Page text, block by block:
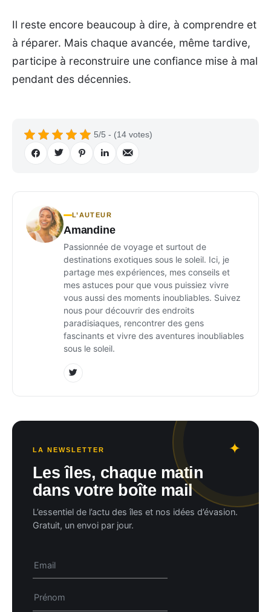
Il reste encore beaucoup à dire, à comprendre et
à réparer. Mais chaque avancée, même tardive,
participe à reconstruire une confiance mise à mal
pendant des décennies.
5/5 - (14 votes)
L’AUTEUR
Amandine
Passionnée de voyage et surtout de
destinations exotiques sous le soleil. Ici, je
partage mes expériences, mes conseils et
mes astuces pour que vous puissiez vivre
vous aussi des moments inoubliables. Suivez
nous pour découvrir des endroits
paradisiaques, rencontrer des gens
fascinants et vivre des aventures inoubliables
sous le soleil.
LA NEWSLETTER
Les îles, chaque matin
dans votre boîte mail
L’essentiel de l’actu des îles et nos idées d’évasion.
Gratuit, un envoi par jour.